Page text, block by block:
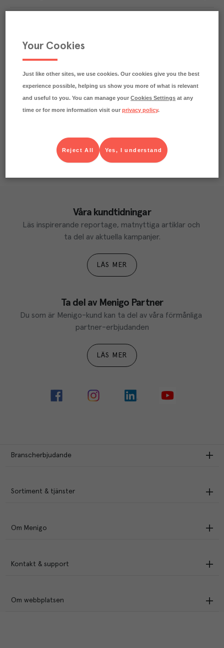
Klimatavtryck
utsläppen av 35.7 kg koldioxid.
Läs mer om hur vi beräknar klimatavtryck
Våra kundtidningar
Läs inspirerande reportage, matnyttiga artiklar och
ta del av aktuella kampanjer.
LÄS MER
Ta del av Menigo Partner
Du som är Menigo-kund kan ta del av våra förmånliga
partner-erbjudanden
LÄS MER
Branscherbjudande
Sortiment & tjänster
Om Menigo
Kontakt & support
Om webbplatsen
Your Cookies
Just like other sites, we use cookies. Our cookies give you the best
experience possible, helping us show you more of what is relevant
and useful to you. You can manage yourCookies Settings at any
time or for more information visit ourprivacy policy.
Yes, I understand
Reject All